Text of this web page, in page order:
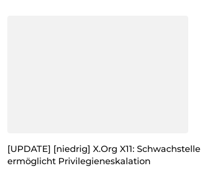
[UPDATE] [niedrig] X.Org X11: Schwachstelle
ermöglicht Privilegieneskalation